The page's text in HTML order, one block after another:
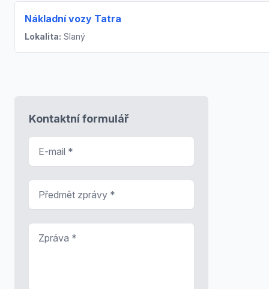
Nákladní vozy Tatra
Lokalita: Slaný
Kontaktní formulář